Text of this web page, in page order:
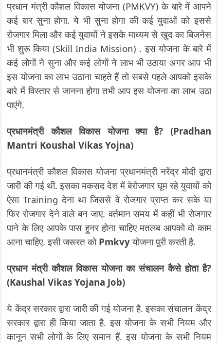
प्रधान मंत्री कौशल विकास योजना (PMKVY) के बारे में आपने
कई बार सुना होगा. ये भी सुना होगा की कई युवाओं को इससे
रोजगार मिला और कई युवायों ने इसके माध्यम से खुद का बिजनेस
भी शुरू किया (Skill India Mission) . इस योजना के बारे में
कई लोगों ने सुना और कई लोगों ने लाभ भी उठाया अगर आप भी
इस योजना का लाभ उठाना चाहते हैं तो सबसे पहले आपको इसके
बारे में विस्तार से जानना होगा तभी आप इस योजना का लाभ उठा
पाएंगे.
प्रधानमंत्री कौशल विकास योजना क्या है? (Pradhan
Mantri Koushal Vikas Yojna)
प्रधानमंत्री कौशल विकास योजना प्रधानमंत्री नरेंद्र मोदी द्वारा
जारी की गई थी. इसका मकसद देश में बेरोजगार घूम रहे युवायों को
ऐसा Training देना था जिससे वे रोजगार प्राप्त कर सके या
फिर रोजगार देने वाले बन जाए. वर्तमान समय में कहीं भी रोजगार
पाने के लिए आपके पास हुनर होना चाहिए मतलब आपको वो काम
आना चाहिए. इसी जरूरत को Pmkvyयोजना पूरी करती है.
प्रधान मंत्री कौशल विकास योजना का संचालन कैसे होता है?
(Kaushal Vikas Yojana Job)
ये केंद्र सरकार द्वारा जारी की गई योजना है. इसका संचालन केंद्र
सरकार द्वारा ही किया जाता है. इस योजना के सभी नियम और
कानून सभी लोगों के लिए समान हैं. इस योजना के सभी नियम